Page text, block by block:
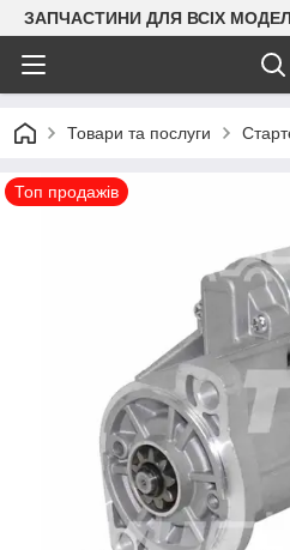
ЗАПЧАСТИНИ ДЛЯ ВСІХ
Товари та послуги
Топ продажів